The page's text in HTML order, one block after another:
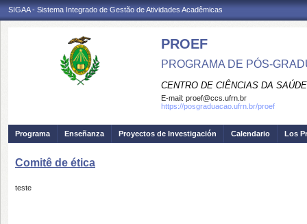
SIGAA - Sistema Integrado de Gestão de Atividades Acadêmicas
PROEF
PROGRAMA DE PÓS-
CENTRO DE CIÊNCIAS DA SAÚDE
E-mail: proef@ccs.ufrn.br
https://posgraduacao.ufrn.br/proef
Programa Enseñanza Proyectos de Investigación Calendario Los
Comitê de ética
teste